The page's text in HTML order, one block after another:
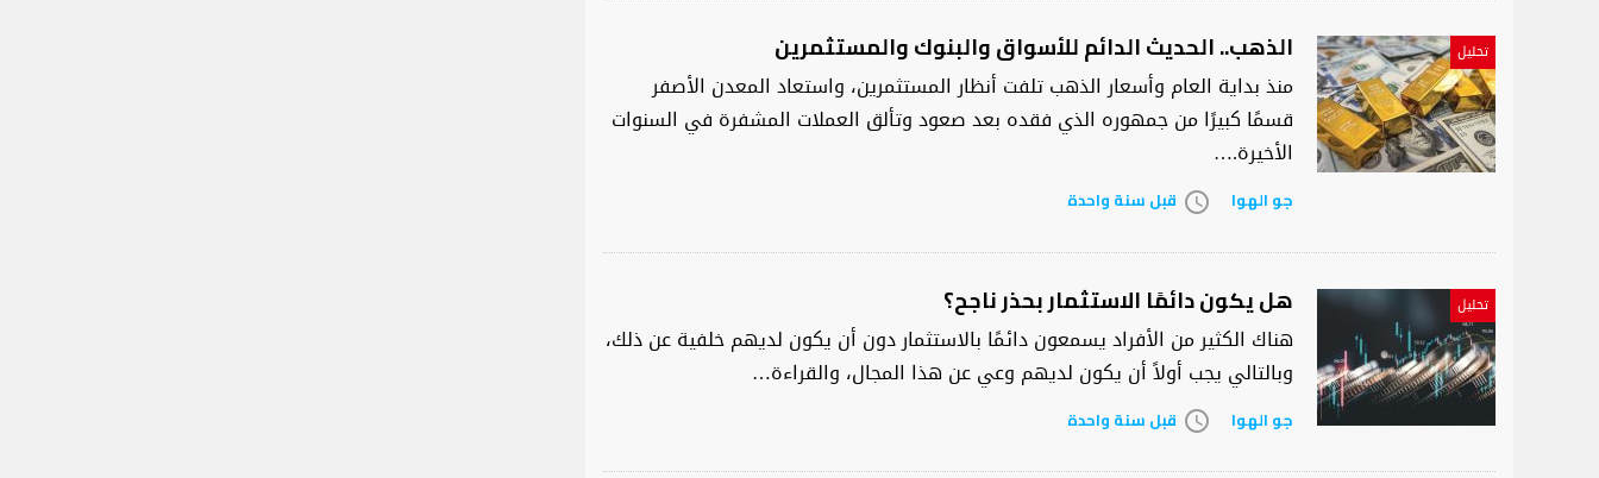
تحليل الذهب.. الحديث الدائم للأسواق والبنوك والمستثمرين
منذ بداية العام وأسعار الذهب تلفت أنظار المستثمرين، واستعاد المعدن الأصفر
قسمًا كبيرًا من جمهوره الذي فقده بعد صعود وتألق العملات المشفرة في السنوات
الأخيرة.…
جو الهوا access_time قبل سنة واحدة
تحليل هل يكون دائمًا الاستثمار بحذر ناجح؟
هناك الكثير من الأفراد يسمعون دائمًا بالاستثمار دون أن يكون لديهم خلفية عن ذلك،
وبالتالي يجب أولاً أن يكون لديهم وعي عن هذا المجال، والقراءة…
جو الهوا access_time قبل سنة واحدة